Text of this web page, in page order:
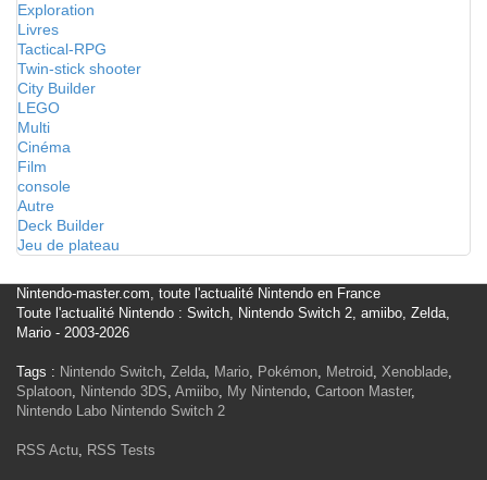
Exploration
Livres
Tactical-RPG
Twin-stick shooter
City Builder
LEGO
Multi
Cinéma
Film
console
Autre
Deck Builder
Jeu de plateau
Nintendo-master.com, toute l'actualité Nintendo en France
Toute l'actualité Nintendo : Switch, Nintendo Switch 2, amiibo, Zelda,
Mario - 2003-2026
Tags : Nintendo Switch, Zelda, Mario, Pokémon, Metroid, Xenoblade,
Splatoon, Nintendo 3DS, Amiibo, My Nintendo, Cartoon Master,
Nintendo Labo Nintendo Switch 2
RSS Actu, RSS Tests